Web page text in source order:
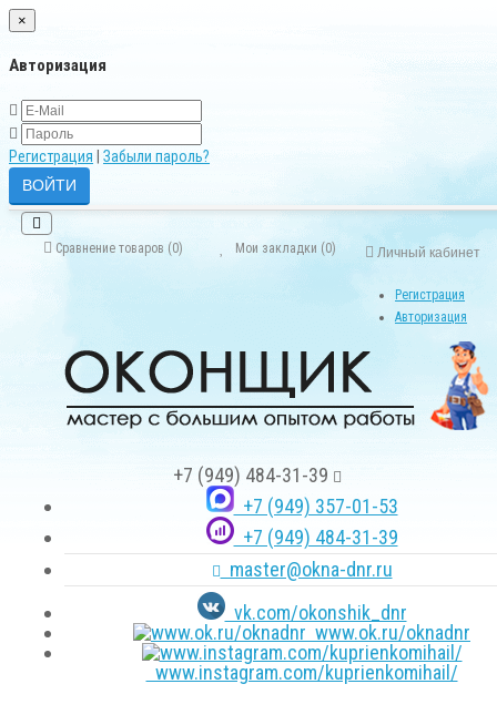
×
Авторизация
Регистрация Забыли пароль?
Личный кабинет
Регистрация
Авторизация
Мои закладки (0)
Сравнение товаров (0)
+7 (949) 484-31-39
+7 (949) 357-01-53
+7 (949) 484-31-39
master@okna-dnr.ru
vk.com/okonshik_dnr
www.ok.ru/oknadnr
www.instagram.com/kuprienkomihail/